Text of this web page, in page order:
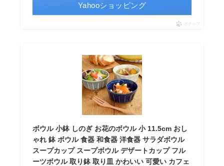
Yahooショッピング
ポチップ
ボウル 小鉢 しのぎ お花のボウル 小 11.5cm おし
ゃれ 鉢 ボウル 食器 和食器 洋食器 サラダボウル
スープカップ スープボウル デザートカップ フル
ーツボウル 取り鉢 取り皿 かわいい 可愛い カフェ